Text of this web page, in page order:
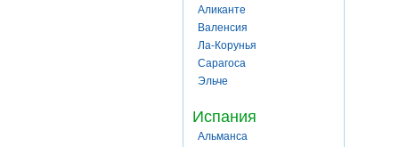
Аликанте
Валенсия
Ла-Корунья
Сарагоса
Эльче
Испания
Альманса